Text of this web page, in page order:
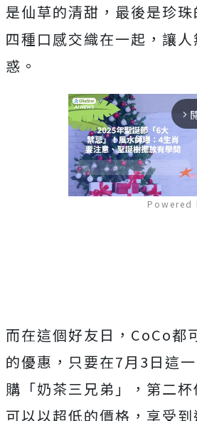
是仙草的清甜，最後是珍
四種口感交織在一起，讓
惑。
arrow_forward_ios
Powered
而在這個好友日，CoCo都
的優惠，只要在7月3日這
購「奶茶三兄弟」，第二
可以以超低的價格，享受